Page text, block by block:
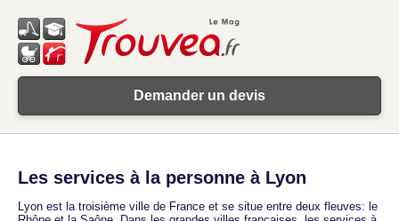
Demander un devis
Les services à la personne à Lyon
Lyon est la troisième ville de France et se situe entre deux fleuves: le